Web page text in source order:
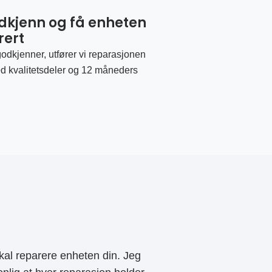
og få enheten
utfører vi reparasjonen
kvalitetsdeler og 12 måneders
reparere enheten din. Jeg